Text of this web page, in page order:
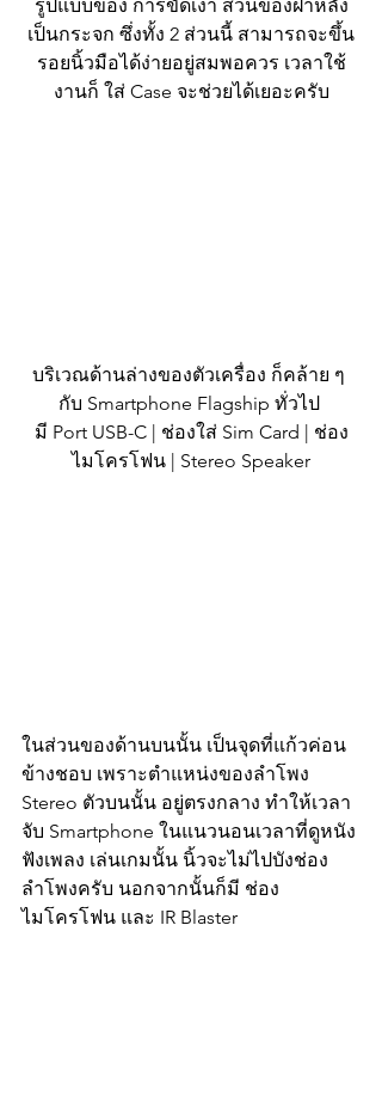
รูปแบบของ การขัดเงา ส่วนของฝาหลัง
เป็นกระจก ซึ่งทั้ง 2 ส่วนนี้ สามารถจะขึ้น
รอยนิ้วมือได้ง่ายอยู่สมพอควร เวลาใช้
งานก็ ใส่ Case จะช่วยได้เยอะครับ
บริเวณด้านล่างของตัวเครื่อง ก็คล้าย ๆ
กับ Smartphone Flagship ทั่วไป
มี Port USB-C | ช่องใส่ Sim Card | ช่อง
ไมโครโฟน | Stereo Speaker
ในส่วนของด้านบนนั้น เป็นจุดที่แก้วค่อน
ข้างชอบ เพราะตำแหน่งของลำโพง
Stereo ตัวบนนั้น อยู่ตรงกลาง ทำให้เวลา
จับ Smartphone ในแนวนอนเวลาที่ดูหนัง
ฟังเพลง เล่นเกมนั้น นิ้วจะไม่ไปบังช่อง
ลำโพงครับ นอกจากนั้นก็มี ช่อง
ไมโครโฟน และ IR Blaster